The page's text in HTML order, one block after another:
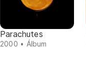
Parachutes
2000 • Álbum